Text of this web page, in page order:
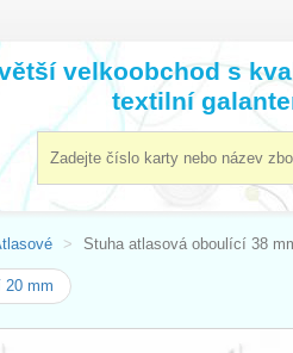
velkoobchod s
textilní
Stuha atlasová oboulící 38
mm